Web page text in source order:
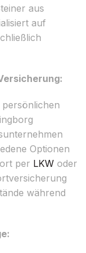
aus
auf
Optionen
per LKW oder
während